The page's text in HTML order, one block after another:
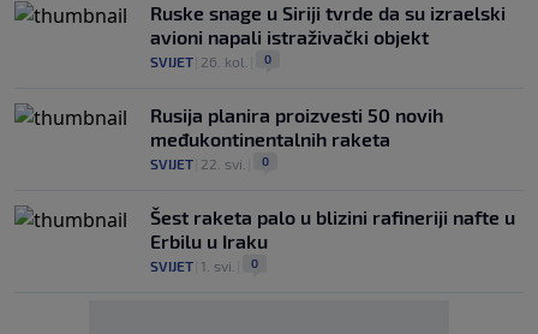
Ruske snage u Siriji tvrde da su izraelski
avioni napali istraživački objekt
SVIJET 26. kol. 0
Rusija planira proizvesti 50 novih
međukontinentalnih raketa
SVIJET 22. svi. 0
Šest raketa palo u blizini rafineriji nafte u
Erbilu u Iraku
SVIJET 1. svi. 0